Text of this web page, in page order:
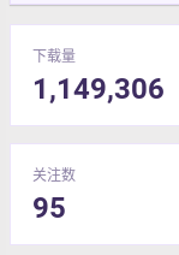
下载量
1,149,306
关注数
95